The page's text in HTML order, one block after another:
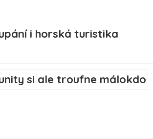
i horská turistika